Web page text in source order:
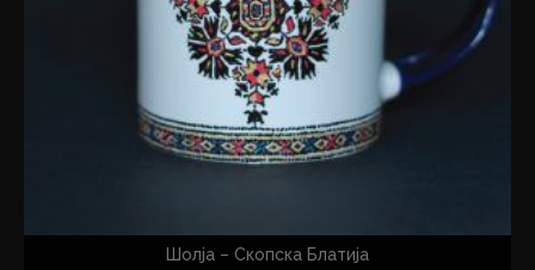
Шолја – Скопска Блатија